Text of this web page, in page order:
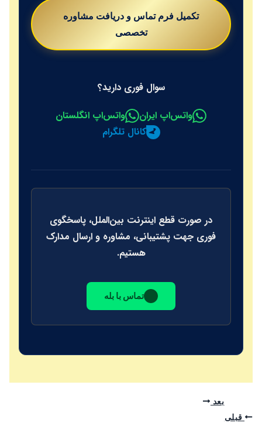
تکمیل فرم تماس و دریافت مشاوره
تخصصی
سوال فوری دارید؟
واتس‌اپ ایران
واتس‌اپ انگلستان
کانال تلگرام
در صورت قطع اینترنت بین‌الملل، پاسخگوی
فوری جهت پشتیبانی، مشاوره و ارسال مدارک
هستیم.
تماس با بله
قبلی
بعد